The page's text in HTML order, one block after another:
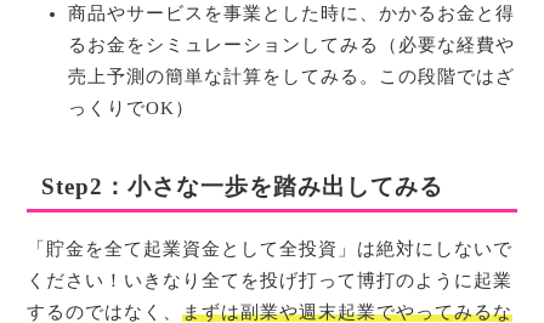
商品やサービスを事業とした時に、かかるお金と得
るお金をシミュレーションしてみる（必要な経費や
売上予測の簡単な計算をしてみる。この段階ではざ
っくりでOK）
Step2：小さな一歩を踏み出してみる
「貯金を全て起業資金として全投資」は絶対にしないで
ください！いきなり全てを投げ打って博打のように起業
するのではなく、まずは副業や週末起業でやってみるな